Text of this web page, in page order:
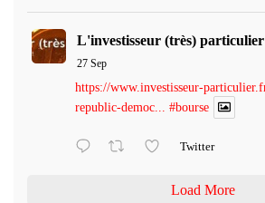
L'investisseur (très) particulier
27 Sep
https://www.investisseur-
republic-democ... #bourse
Twitter
Load More